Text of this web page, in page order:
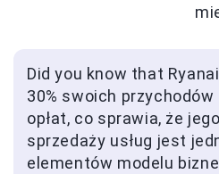
Did you know that
30% swoich
opłat, co sprawia, że
sprzedaży usług jest
elementów modelu